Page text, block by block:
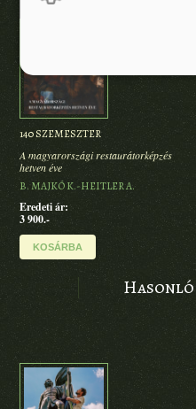
140 SZEMESZTER
A magyarországi restaurátorképzés
hetven éve
B. MAJKÓ K.-HEITLER A.
Eredeti ár:
3 900.-
KOSÁRBA